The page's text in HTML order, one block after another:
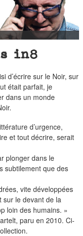
in8
d’écrire sur le Noir, sur
était parfait, je
dans un monde
d’urgence,
et tout décrire, serait
plonger dans le
subtilement que des
vite développées
sur le devant de la
loin des humains. »
paru en 2010. Ci-